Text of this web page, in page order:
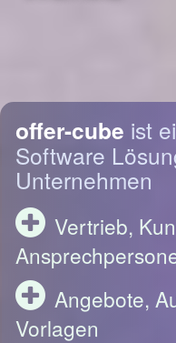
offer-cube ist
Software
Unternehmen
Vertrieb,
Angebote,
Vorlagen